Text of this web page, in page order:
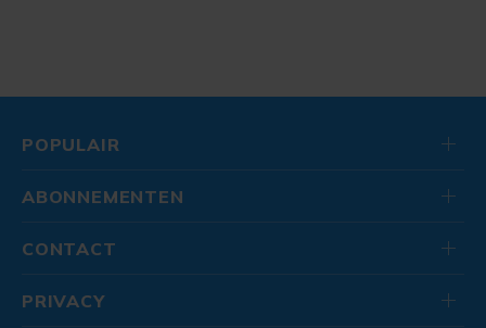
POPULAIR
ABONNEMENTEN
CONTACT
PRIVACY